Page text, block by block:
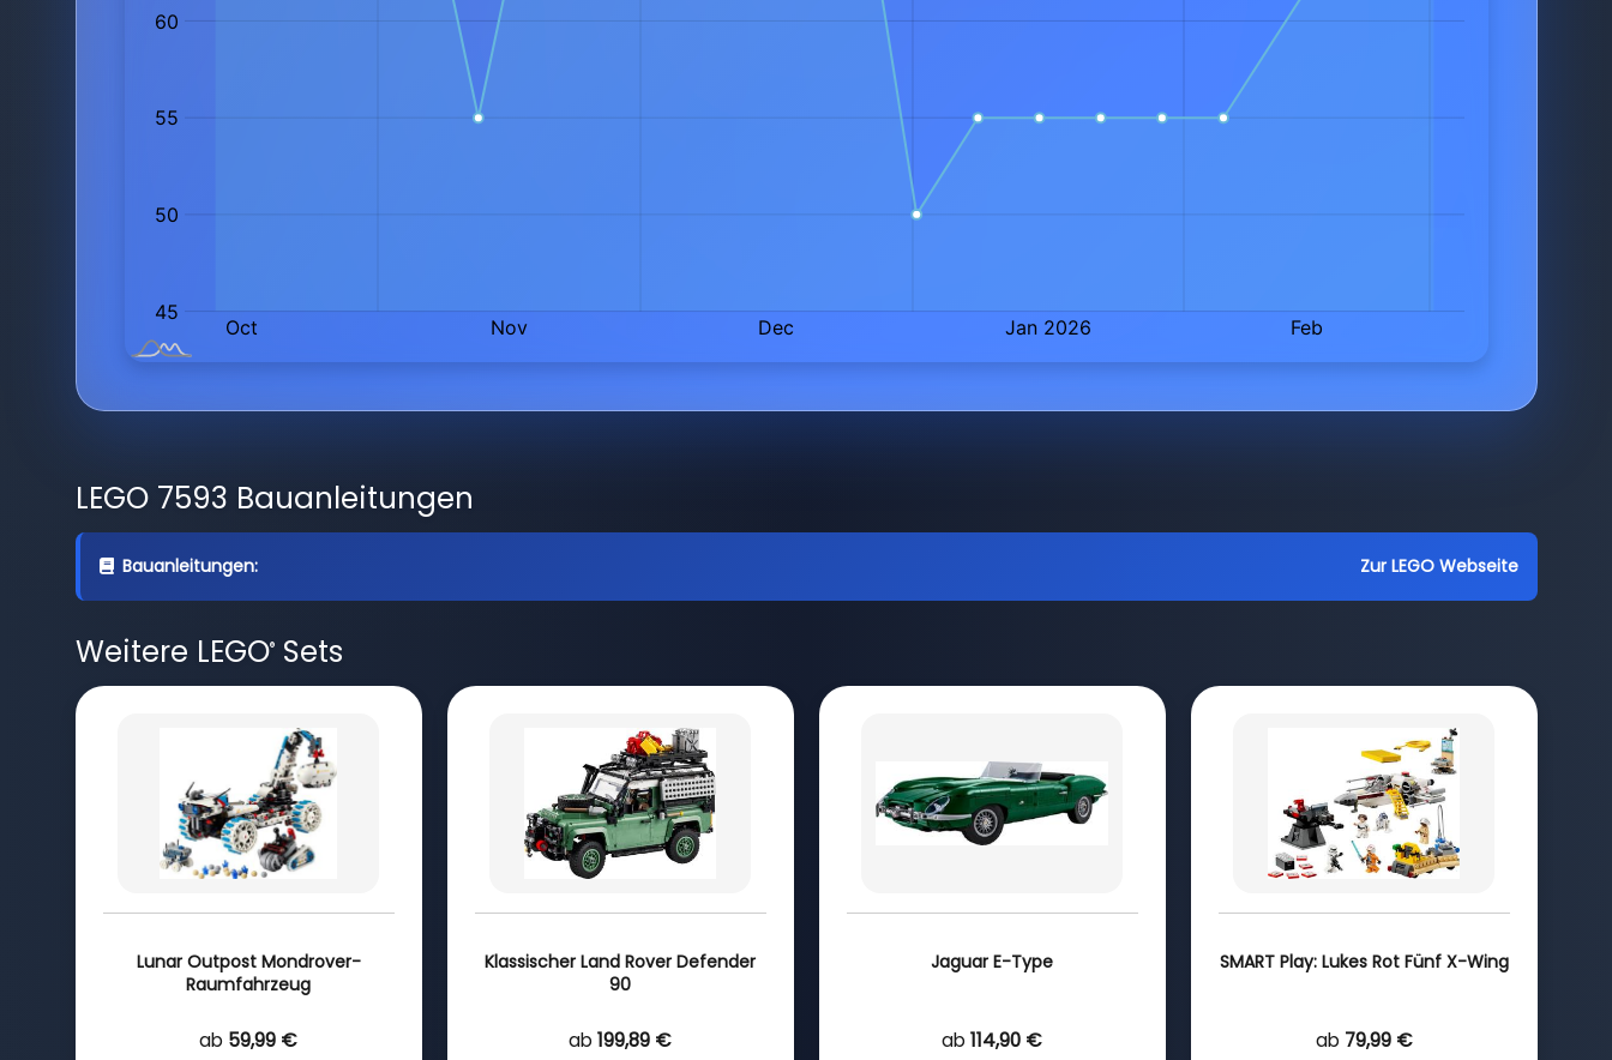
LEGO 7593 Bauanleitungen
Bauanleitungen: Zur LEGO Webseite
Weitere LEGO®Sets
Lunar Outpost Mondrover-
Raumfahrzeug
ab 59,99 €
Klassischer Land Rover Defender
90
ab 199,89 €
Jaguar E-Type
ab 114,90 €
SMART Play: Lukes Rot Fünf X-Wing
ab 79,99 €